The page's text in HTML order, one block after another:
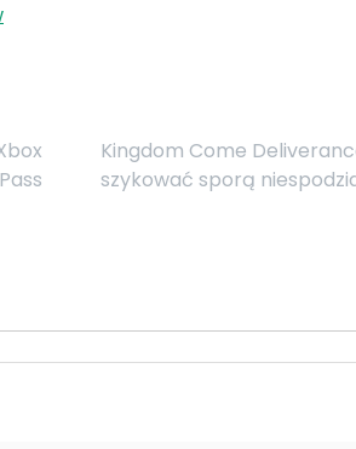
Kingdom Come
szykować sporą